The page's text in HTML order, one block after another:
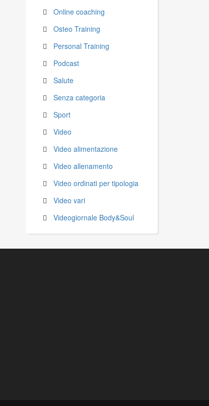
Online coaching
Osteo Training
Personal Training
Podcast
Salute
Senza categoria
Sport
Video
Video alimentazione
Video allenamento
Video ordinati per tipologia
Video vari
Videogiornale Body&Soul